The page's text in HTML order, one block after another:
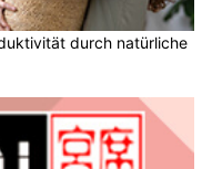
durch natürliche